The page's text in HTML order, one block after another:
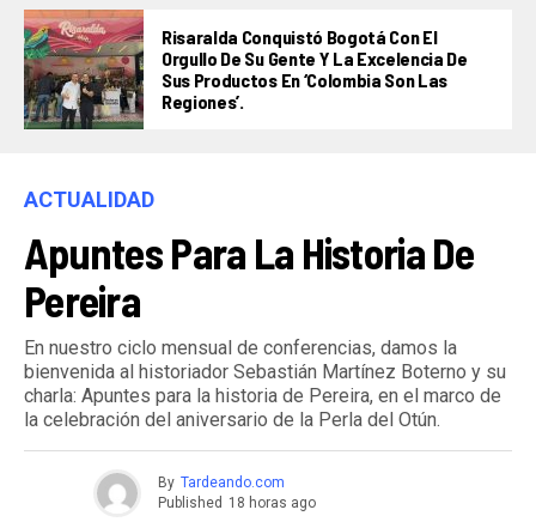
Risaralda Conquistó Bogotá Con El
Orgullo De Su Gente Y La Excelencia De
Sus Productos En ‘Colombia Son Las
Regiones’.
ACTUALIDAD
Apuntes Para La Historia De
Pereira
En nuestro ciclo mensual de conferencias, damos la
bienvenida al historiador Sebastián Martínez Boterno y su
charla: Apuntes para la historia de Pereira, en el marco de
la celebración del aniversario de la Perla del Otún.
By Tardeando.com
Published 18 horas ago